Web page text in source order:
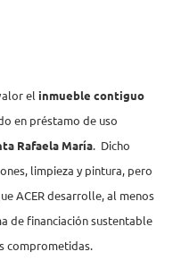
el inmueble contiguo
en préstamo de uso
Rafaela María. Dicho
limpieza y pintura, pero
ACER desarrolle, al menos
de financiación sustentable
comprometidas.